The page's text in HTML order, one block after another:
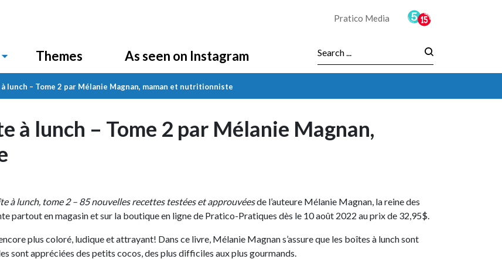
Pratico Media
Themes As seen on Instagram
lunch – Tome 2 par Mélanie Magnan, maman et nutritionniste
à lunch – Tome 2 par Mélanie Magnan,
à lunch, tome 2 – 85 nouvelles recettes testées et approuvéesde l’auteure Mélanie Magnan, la reine des
partout en magasin et sur la boutique en ligne de Pratico-Pratiques dès le 10 août 2022 au prix de 32,95$.
plus coloré, ludique et attrayant! Dans ce livre, Mélanie Magnan s’assure que les boîtes à lunch sont
sont appréciées des petits cocos, des plus difficiles aux plus gourmands.